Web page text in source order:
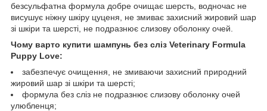
безсульфатна формула добре очищає шерсть, водночас не
висушує ніжну шкіру цуценя, не змиває захисний жировий шар
зі шкіри та шерсті, не подразнює слизову оболонку очей.
Чому варто купити шампунь без сліз Veterinary Formula
Puppy Love:
забезпечує очищення, не змиваючи захисний природний
жировий шар зі шкіри та шерсті;
формула без сліз не подразнює слизову оболонку очей
улюбленця;